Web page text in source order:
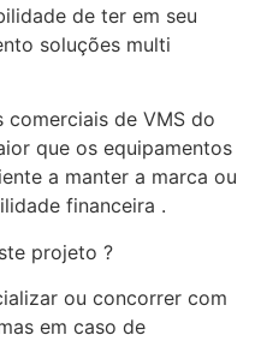
de ter em seu
soluções multi
comerciais de VMS do
que os equipamentos
a manter a marca ou
financeira .
projeto ?
ou concorrer com
em caso de